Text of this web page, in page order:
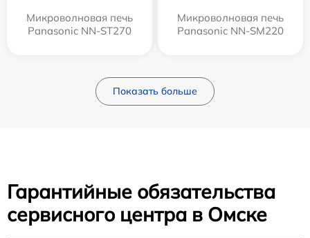
Микроволновая печь
Panasonic NN-ST270
Микроволновая печь
Panasonic NN-SM220
Показать больше
Гарантийные обязательства
сервисного центра в Омске